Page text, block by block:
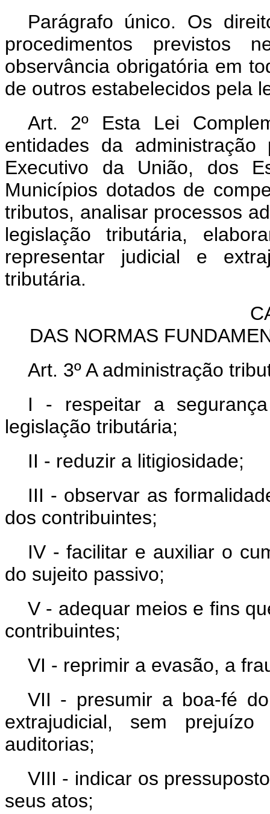
Parágrafo único. Os
procedimentos previstos
observância obrigatória em
de outros estabelecidos pela
Art. 2º Esta Lei
entidades da
Executivo da União, dos
Municípios dotados de
tributos, analisar processos
legislação tributária,
representar judicial e
tributária.
DAS NORMAS
Art. 3º A administração
I - respeitar a
legislação tributária;
II - reduzir a litigiosidade;
III - observar as
dos contribuintes;
IV - facilitar e auxiliar o
do sujeito passivo;
V - adequar meios e fins
contribuintes;
VI - reprimir a evasão, a
VII - presumir a boa-fé
extrajudicial, sem
auditorias;
VIII - indicar os
seus atos;